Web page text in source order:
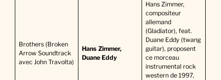
Brothers (Broken
Arrow Soundtrack
avec John Travolta)
Hans Zimmer,
Duane Eddy
Hans Zimmer,
compositeur
allemand
(Gladiator), feat.
Duane Eddy (twang
guitar), proposent
ce morceau
instrumental rock
western de 1997,